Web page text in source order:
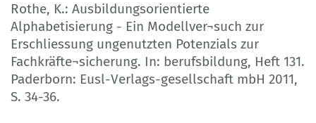
Rothe, K.: Ausbildungsorientierte
Alphabetisierung - Ein Modellver¬such zur
Erschliessung ungenutzten Potenzials zur
Fachkräfte¬sicherung. In: berufsbildung, Heft 131.
Paderborn: Eusl-Verlags-gesellschaft mbH 2011,
S. 34-36.